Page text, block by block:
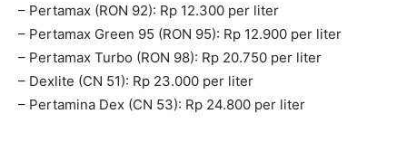
– Pertamax (RON 92): Rp 12.300 per liter
– Pertamax Green 95 (RON 95): Rp 12.900 per liter
– Pertamax Turbo (RON 98): Rp 20.750 per liter
– Dexlite (CN 51): Rp 23.000 per liter
– Pertamina Dex (CN 53): Rp 24.800 per liter